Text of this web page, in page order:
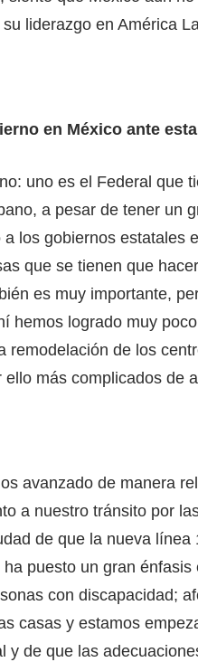
liderazgo en América
en México ante
uno es el Federal que
a pesar de tener un
los gobiernos estatales
que se tienen que
es muy importante,
hemos logrado muy
remodelación de los
más complicados de
avanzado de manera
a nuestro tránsito por
de que la nueva
puesto un gran
con discapacidad;
casas y estamos
y de que las